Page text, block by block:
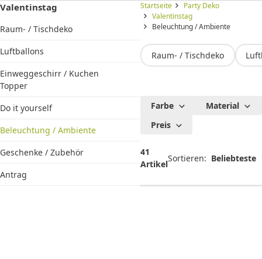
Valentinstag
Raum- / Tischdeko
Luftballons
Einweggeschirr / Kuchen
Topper
Do it yourself
Beleuchtung / Ambiente
Geschenke / Zubehör
Antrag
Startseite
Party Deko
Valentinstag
Beleuchtung / Ambiente
Raum- / Tischdeko
Farbe
Material
Preis
41
Artikel
Sortieren: